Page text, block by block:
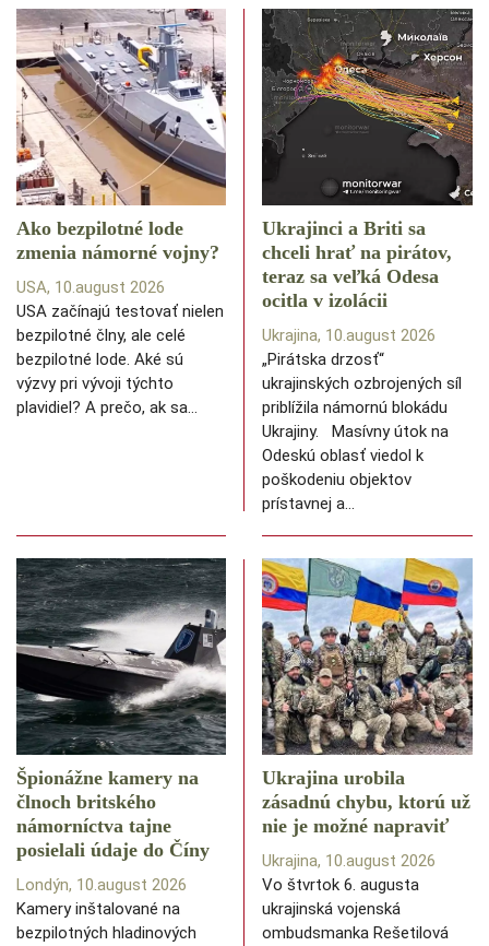
Ako bezpilotné lode
zmenia námorné vojny?
USA, 10.august 2026
USA začínajú testovať nielen
bezpilotné člny, ale celé
bezpilotné lode. Aké sú
výzvy pri vývoji týchto
plavidiel? A prečo, ak sa…
Ukrajinci a Briti sa
chceli hrať na pirátov,
teraz sa veľká Odesa
ocitla v izolácii
Ukrajina, 10.august 2026
„Pirátska drzosť“
ukrajinských ozbrojených síl
priblížila námornú blokádu
Ukrajiny. Masívny útok na
Odeskú oblasť viedol k
poškodeniu objektov
prístavnej a…
Špionážne kamery na
člnoch britského
námorníctva tajne
posielali údaje do Číny
Londýn, 10.august 2026
Kamery inštalované na
bezpilotných hladinových
Ukrajina urobila
zásadnú chybu, ktorú už
nie je možné napraviť
Ukrajina, 10.august 2026
Vo štvrtok 6. augusta
ukrajinská vojenská
ombudsmanka Rešetilová